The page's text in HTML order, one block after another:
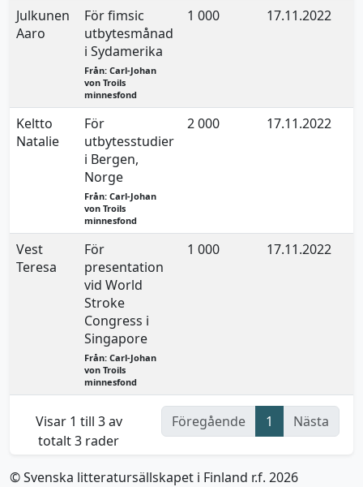
Julkunen
Aaro
För fimsic
utbytesmånad
i Sydamerika
Från: Carl-Johan
von Troils
minnesfond
1 000 17.11.2022
Keltto
Natalie
För
utbytesstudier
i Bergen,
Norge
Från: Carl-Johan
von Troils
minnesfond
2 000 17.11.2022
Vest
Teresa
För
presentation
vid World
Stroke
Congress i
Singapore
Från: Carl-Johan
von Troils
minnesfond
1 000 17.11.2022
Visar 1 till 3 av
totalt 3 rader
Föregående 1 Nästa
© Svenska litteratursällskapet i Finland r.f. 2026